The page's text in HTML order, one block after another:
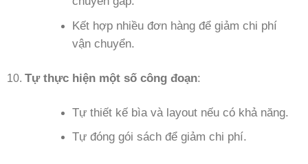
Kết hợp nhiều đơn hàng để giảm chi phí
vận chuyển.
Tự thực hiện một số công đoạn:
Tự thiết kế bìa và layout nếu có khả năng.
Tự đóng gói sách để giảm chi phí.